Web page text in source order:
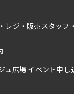
レジ・販売スタッフ
ュ広場 イベント申し